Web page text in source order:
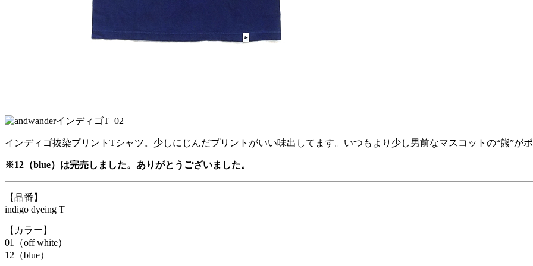
インディゴ抜染プリントTシャツ。少しにじんだプリントがいい味出してます。いつもより少し男前なマスコットの“熊”がポ
※12（blue）は完売しました。ありがとうございました。
【品番】
indigo dyeing T
【カラー】
01（off white）
12（blue）